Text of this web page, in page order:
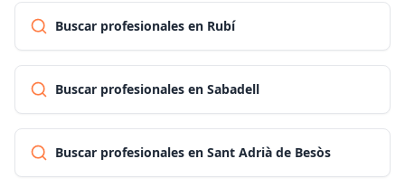
Buscar profesionales en Rubí
Buscar profesionales en Sabadell
Buscar profesionales en Sant Adrià de Besòs